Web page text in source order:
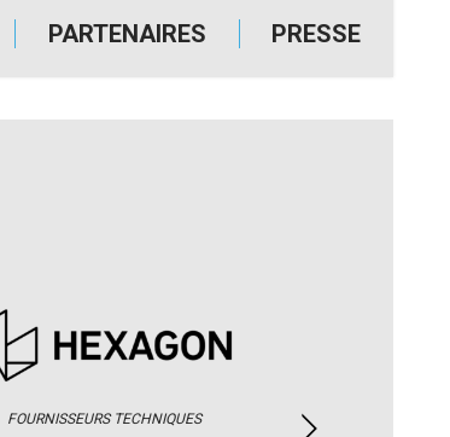
PARTENAIRES PRESSE
FOURNISSEURS TECHNIQUES